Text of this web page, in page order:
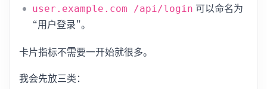
user.example.com /api/login 可以命名为
“用户登录”。
卡片指标不需要一开始就很多。
我会先放三类：